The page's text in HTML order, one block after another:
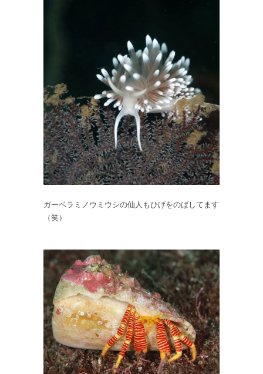
ガーベラミノウミウシの仙人もひげをのばしてます
（笑）